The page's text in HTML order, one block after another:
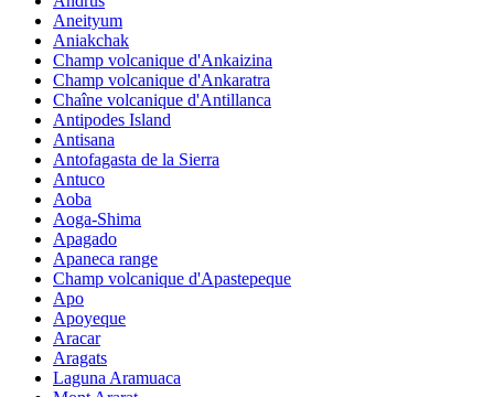
Aneityum
Aniakchak
Champ volcanique d'Ankaizina
Champ volcanique d'Ankaratra
Chaîne volcanique d'Antillanca
Antipodes Island
Antisana
Antofagasta de la Sierra
Antuco
Aoba
Aoga-Shima
Apagado
Apaneca range
Champ volcanique d'Apastepeque
Apo
Apoyeque
Aracar
Aragats
Laguna Aramuaca